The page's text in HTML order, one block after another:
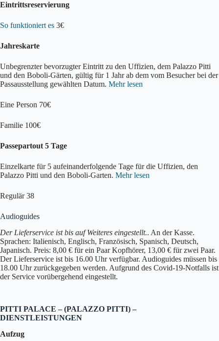
Eintrittsreservierung
So funktioniert es 3€
Jahreskarte
Unbegrenzter bevorzugter Eintritt zu den Uffizien, dem Palazzo Pitti
und den Boboli-Gärten, gültig für 1 Jahr ab dem vom Besucher bei der
Passausstellung gewählten Datum. Mehr lesen
Eine Person 70€
Familie 100€
Passepartout 5 Tage
Einzelkarte für 5 aufeinanderfolgende Tage für die Uffizien, den
Palazzo Pitti und den Boboli-Garten. Mehr lesen
Regulär 38
Audioguides
Der Lieferservice ist bis auf Weiteres eingestellt.. An der Kasse.
Sprachen: Italienisch, Englisch, Französisch, Spanisch, Deutsch,
Japanisch. Preis: 8,00 € für ein Paar Kopfhörer, 13,00 € für zwei Paar.
Der Lieferservice ist bis 16.00 Uhr verfügbar. Audioguides müssen bis
18.00 Uhr zurückgegeben werden. Aufgrund des Covid-19-Notfalls ist
der Service vorübergehend eingestellt.
PITTI PALACE – (PALAZZO PITTI) –
DIENSTLEISTUNGEN
Aufzug